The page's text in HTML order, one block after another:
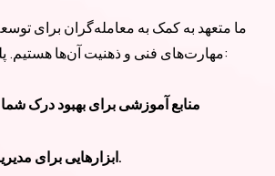
مهارت‌های فنی و ذهنیت آن‌ها هستیم. پلتفرم ما ارائه می‌دهد:
منابع آموزشی برای بهبود درک
ابزارهایی برای مدیریت مؤثر ریسک.